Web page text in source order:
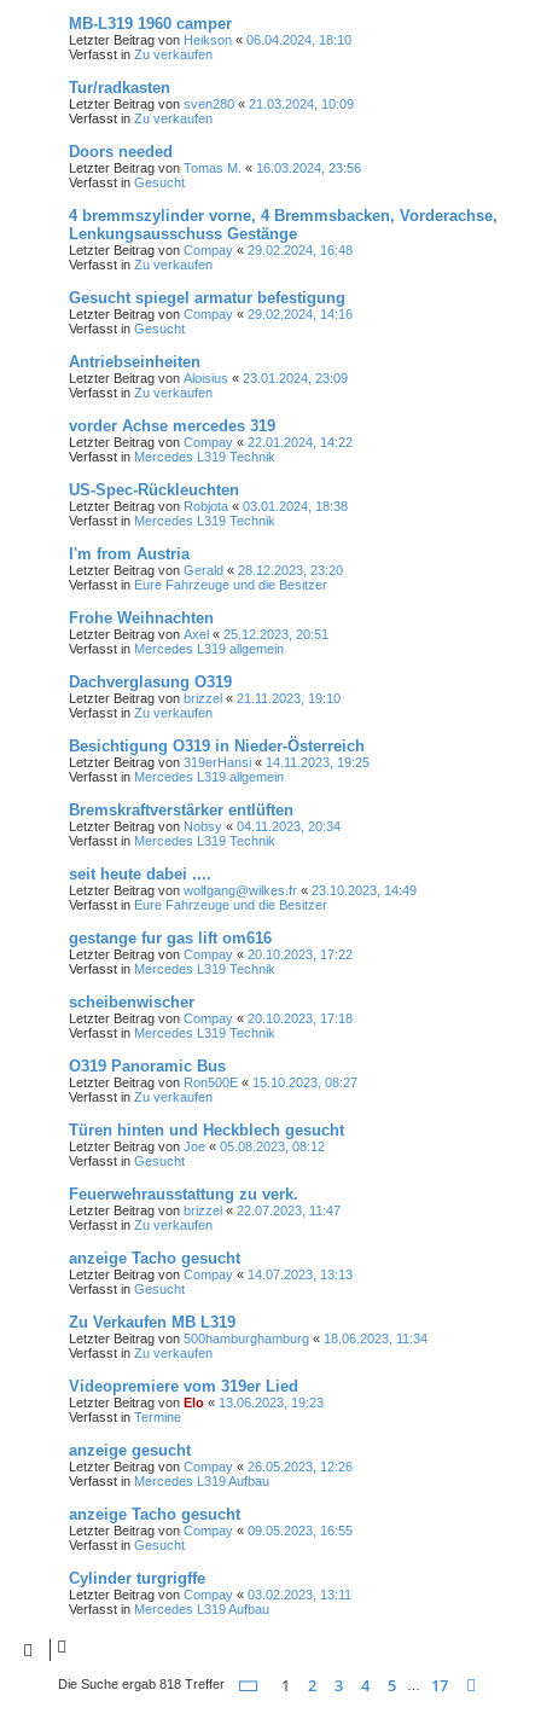
MB-L319 1960 camper
Letzter Beitrag von Heikson « 06.04.2024, 18:10
Verfasst in Zu verkaufen
Tur/radkasten
Letzter Beitrag von sven280 « 21.03.2024, 10:09
Verfasst in Zu verkaufen
Doors needed
Letzter Beitrag von Tomas M. « 16.03.2024, 23:56
Verfasst in Gesucht
4 bremmszylinder vorne, 4 Bremmsbacken, Vorderachse,
Lenkungsausschuss Gestänge
Letzter Beitrag von Compay « 29.02.2024, 16:48
Verfasst in Zu verkaufen
Gesucht spiegel armatur befestigung
Letzter Beitrag von Compay « 29.02.2024, 14:16
Verfasst in Gesucht
Antriebseinheiten
Letzter Beitrag von Aloisius « 23.01.2024, 23:09
Verfasst in Zu verkaufen
vorder Achse mercedes 319
Letzter Beitrag von Compay « 22.01.2024, 14:22
Verfasst in Mercedes L319 Technik
US-Spec-Rückleuchten
Letzter Beitrag von Robjota « 03.01.2024, 18:38
Verfasst in Mercedes L319 Technik
I'm from Austria
Letzter Beitrag von Gerald « 28.12.2023, 23:20
Verfasst in Eure Fahrzeuge und die Besitzer
Frohe Weihnachten
Letzter Beitrag von Axel « 25.12.2023, 20:51
Verfasst in Mercedes L319 allgemein
Dachverglasung O319
Letzter Beitrag von brizzel « 21.11.2023, 19:10
Verfasst in Zu verkaufen
Besichtigung O319 in Nieder-Österreich
Letzter Beitrag von 319erHansi « 14.11.2023, 19:25
Verfasst in Mercedes L319 allgemein
Bremskraftverstärker entlüften
Letzter Beitrag von Nobsy « 04.11.2023, 20:34
Verfasst in Mercedes L319 Technik
seit heute dabei ....
Letzter Beitrag von wolfgang@wilkes.fr « 23.10.2023, 14:49
Verfasst in Eure Fahrzeuge und die Besitzer
gestange fur gas lift om616
Letzter Beitrag von Compay « 20.10.2023, 17:22
Verfasst in Mercedes L319 Technik
scheibenwischer
Letzter Beitrag von Compay « 20.10.2023, 17:18
Verfasst in Mercedes L319 Technik
O319 Panoramic Bus
Letzter Beitrag von Ron500E « 15.10.2023, 08:27
Verfasst in Zu verkaufen
Türen hinten und Heckblech gesucht
Letzter Beitrag von Joe « 05.08.2023, 08:12
Verfasst in Gesucht
Feuerwehrausstattung zu verk.
Letzter Beitrag von brizzel « 22.07.2023, 11:47
Verfasst in Zu verkaufen
anzeige Tacho gesucht
Letzter Beitrag von Compay « 14.07.2023, 13:13
Verfasst in Gesucht
Zu Verkaufen MB L319
Letzter Beitrag von 500hamburghamburg « 18.06.2023, 11:34
Verfasst in Zu verkaufen
Videopremiere vom 319er Lied
Letzter Beitrag von Elo « 13.06.2023, 19:23
Verfasst in Termine
anzeige gesucht
Letzter Beitrag von Compay « 26.05.2023, 12:26
Verfasst in Mercedes L319 Aufbau
anzeige Tacho gesucht
Letzter Beitrag von Compay « 09.05.2023, 16:55
Verfasst in Gesucht
Cylinder turgrigffe
Letzter Beitrag von Compay « 03.02.2023, 13:11
Verfasst in Mercedes L319 Aufbau
Die Suche ergab 818 Treffer Seite 1von 17
1 2 3 4 5 17